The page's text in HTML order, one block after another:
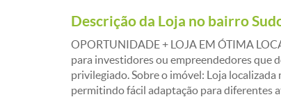
Descrição da Loja no bairro
OPORTUNIDADE + LOJA EM ÓTIMA
para investidores ou empreendedores que
privilegiado. Sobre o imóvel: Loja
permitindo fácil adaptação para diferentes